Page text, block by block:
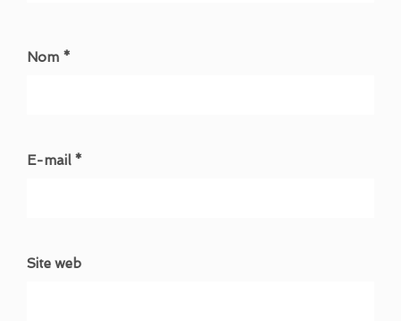
Nom *
E-mail *
Site web